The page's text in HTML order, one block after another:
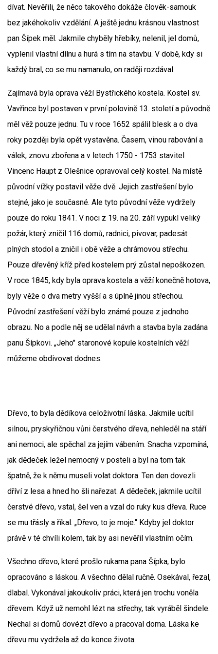
dívat. Nevěřili, že něco takového dokáže člověk-samouk
bez jakéhokoliv vzdělání. A ještě jednu krásnou vlastnost
pan Šípek měl. Jakmile chyběly hřebíky, nelenil, jel domů,
vyplenil vlastní dílnu a hurá s tím na stavbu. V době, kdy si
každý bral, co se mu namanulo, on raději rozdával.
Zajímavá byla oprava věží Bystřického kostela. Kostel sv.
Vavřince byl postaven v první polovině 13. století a původně
měl věž pouze jednu. Tu v roce 1652 spálil blesk a o dva
roky později byla opět vystavěna. Časem, vinou rabování a
válek, znovu zbořena a v letech 1750 - 1753 stavitel
Vincenc Haupt z Olešnice opravoval celý kostel. Na místě
původní vížky postavil věže dvě. Jejich zastřešení bylo
stejné, jako je současné. Ale tyto původní věže vydržely
pouze do roku 1841. V noci z 19. na 20. září vypukl veliký
požár, který zničil 116 domů, radnici, pivovar, padesát
plných stodol a zničil i obě věže a chrámovou střechu.
Pouze dřevěný kříž před kostelem prý zůstal nepoškozen.
V roce 1845, kdy byla oprava kostela a věží konečně hotova,
byly věže o dva metry vyšší a s úplně jinou střechou.
Původní zastřešení věží bylo známé pouze z jednoho
obrazu. No a podle něj se udělal návrh a stavba byla zadána
panu Šípkovi. „Jeho" staronové kopule kostelních věží
můžeme obdivovat dodnes.
Dřevo, to byla dědíkova celoživotní láska. Jakmile ucítil
silnou, pryskyřičnou vůni čerstvého dřeva, nehleděl na stáří
ani nemoci, ale spěchal za jejím vábením. Snacha vzpomíná,
jak dědeček ležel nemocný v posteli a byl na tom tak
špatně, že k němu museli volat doktora. Ten den dovezli
dříví z lesa a hned ho šli nařezat. A dědeček, jakmile ucítil
čerstvé dřevo, vstal, šel ven a vzal do ruky kus dřeva. Ruce
se mu třásly a říkal. „Dřevo, to je moje." Kdyby jel doktor
právě v té chvíli kolem, tak by asi nevěřil vlastním očím.
Všechno dřevo, které prošlo rukama pana Šípka, bylo
opracováno s láskou. A všechno dělal ručně. Osekával, řezal,
dlabal. Vykonával jakoukoliv práci, která jen trochu voněla
dřevem. Když už nemohl lézt na střechy, tak vyráběl šindele.
Nechal si domů dovézt dřevo a pracoval doma. Láska ke
dřevu mu vydržela až do konce života.